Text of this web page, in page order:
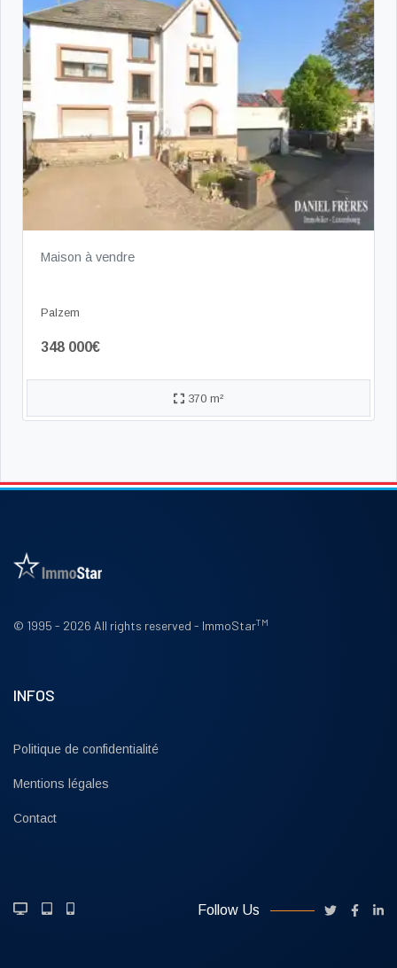
Maison à vendre
Palzem
348 000€
370 m²
© 1995 - 2026 All rights reserved - ImmoStarTM
INFOS
Politique de confidentialité
Mentions légales
Contact
Follow Us